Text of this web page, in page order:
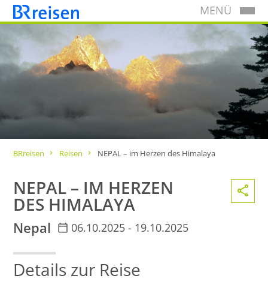
MENÜ
BRreisen Reisen NEPAL – im Herzen des Himalaya
NEPAL – IM HERZEN
DES HIMALAYA
Nepal 06.10.2025 - 19.10.2025
Details zur Reise